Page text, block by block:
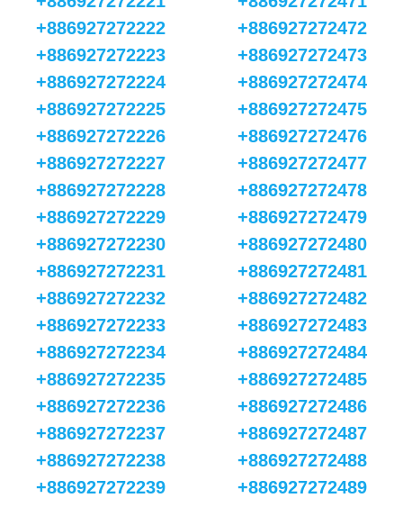
+886927272222
+886927272223
+886927272224
+886927272225
+886927272226
+886927272227
+886927272228
+886927272229
+886927272230
+886927272231
+886927272232
+886927272233
+886927272234
+886927272235
+886927272236
+886927272237
+886927272238
+886927272239
+886927272472
+886927272473
+886927272474
+886927272475
+886927272476
+886927272477
+886927272478
+886927272479
+886927272480
+886927272481
+886927272482
+886927272483
+886927272484
+886927272485
+886927272486
+886927272487
+886927272488
+886927272489